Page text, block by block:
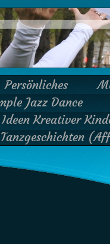
Persönliches
Jazz Dance
Kreativer